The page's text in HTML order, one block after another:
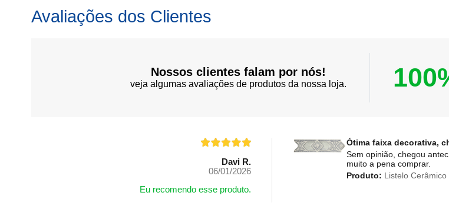
Avaliações dos Clientes
Nossos clientes falam por nós!
veja algumas avaliações de produtos da nossa loja.
Davi R.
06/01/2026
Eu recomendo esse produto.
Ótima faixa decorativa,
Sem opinião, chegou
muito a pena comprar.
Produto: Listelo